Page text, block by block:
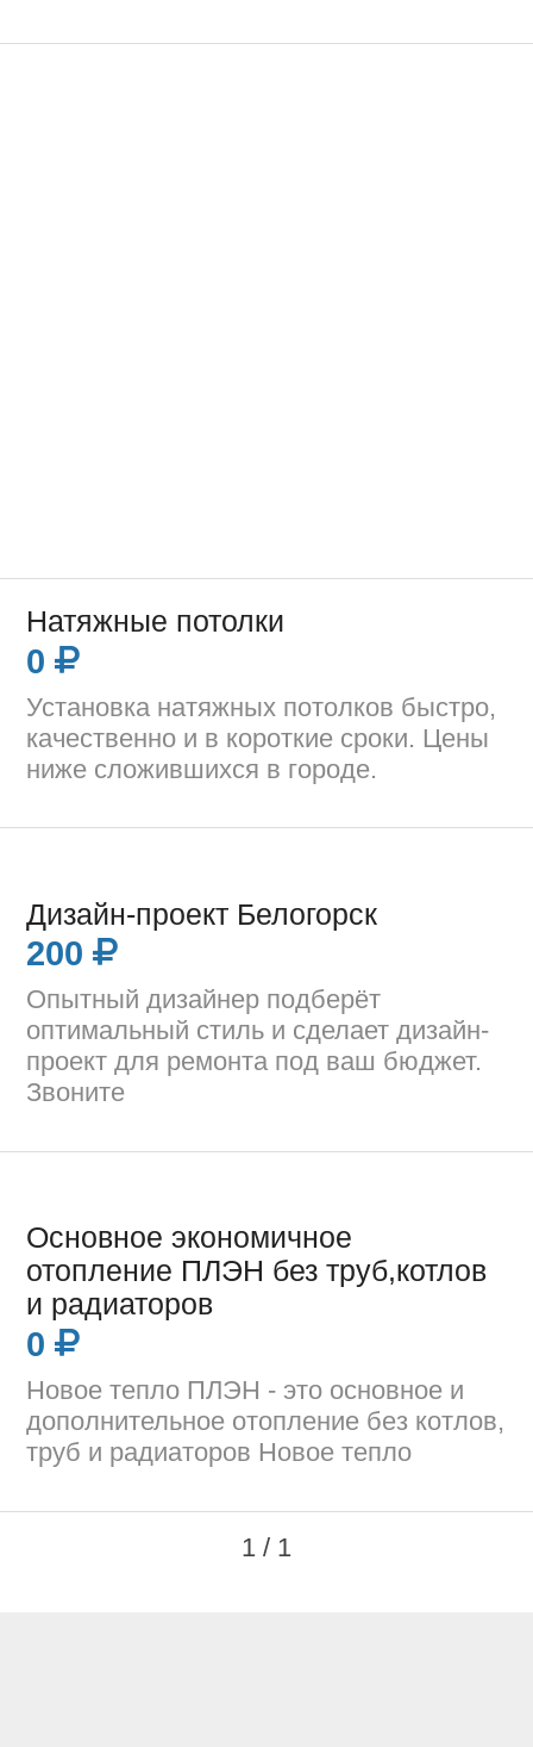
Натяжные потолки
0
Установка натяжных потолков быстро,
качественно и в короткие сроки. Цены
ниже сложившихся в городе.
Дизайн-проект Белогорск
200
Опытный дизайнер подберёт
оптимальный стиль и сделает дизайн-
проект для ремонта под ваш бюджет.
Звоните
Основное экономичное
отопление ПЛЭН без труб,котлов
и радиаторов
0
Новое тепло ПЛЭН - это основное и
дополнительное отопление без котлов,
труб и радиаторов Новое тепло
1 / 1